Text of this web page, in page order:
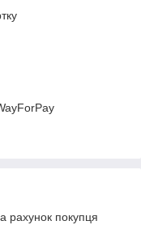
рахунок покупця